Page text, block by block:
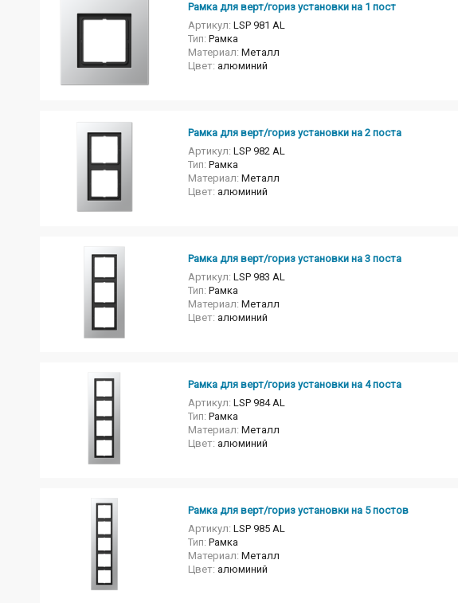
Рамка для верт/гориз установки на 1 пост
Артикул: LSP 981 AL
Тип: Рамка
Материал: Металл
Цвет: алюминий
Рамка для верт/гориз установки на 2 поста
Артикул: LSP 982 AL
Тип: Рамка
Материал: Металл
Цвет: алюминий
Рамка для верт/гориз установки на 3 поста
Артикул: LSP 983 AL
Тип: Рамка
Материал: Металл
Цвет: алюминий
Рамка для верт/гориз установки на 4 поста
Артикул: LSP 984 AL
Тип: Рамка
Материал: Металл
Цвет: алюминий
Рамка для верт/гориз установки на 5 постов
Артикул: LSP 985 AL
Тип: Рамка
Материал: Металл
Цвет: алюминий